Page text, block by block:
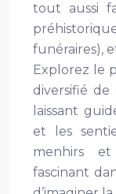
tout aussi
funéraires),
Explorez le
diversifié de
laissant
et les
menhirs
fascinant